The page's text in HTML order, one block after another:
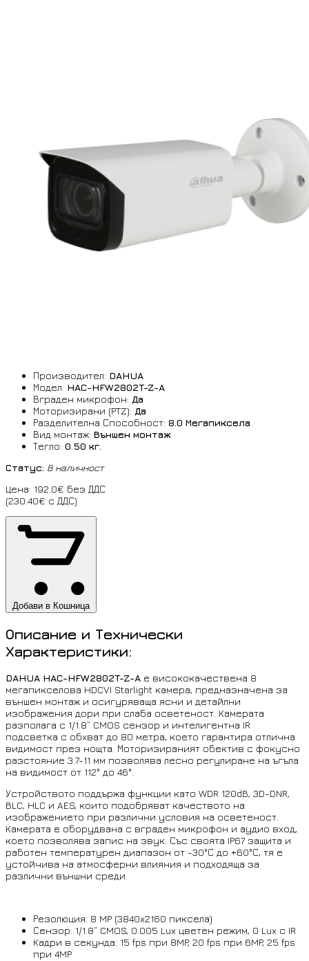
Производител: DAHUA
Модел: HAC-HFW2802T-Z-A
Вграден микрофон: Да
Моторизирани (PTZ): Да
Разделителна Способност: 8.0 Мегапиксела
Вид монтаж: Външен монтаж
Тегло: 0.50 кг.
Статус: В наличност
Цена: 192.0€ без ДДС
(230.40€ с ДДС)
Добави в Кошница
Описание и Технически
Характеристики:
DAHUA HAC-HFW2802T-Z-A е висококачествена 8
мегапикселова HDCVI Starlight камера, предназначена за
външен монтаж и осигуряваща ясни и детайлни
изображения дори при слаба осветеност. Камерата
разполага с 1/1.8” CMOS сензор и интелигентна IR
подсветка с обхват до 80 метра, което гарантира отлична
видимост през нощта. Моторизираният обектив с фокусно
разстояние 3.7-11 мм позволява лесно регулиране на ъгъла
на видимост от 112° до 46°.
Устройството поддържа функции като WDR 120dB, 3D-DNR,
BLC, HLC и AES, които подобряват качеството на
изображението при различни условия на осветеност.
Камерата е оборудвана с вграден микрофон и аудио вход,
което позволява запис на звук. Със своята IP67 защита и
работен температурен диапазон от -30°С до +60°С, тя е
устойчива на атмосферни влияния и подходяща за
различни външни среди.
Резолюция: 8 MP (3840x2160 пиксела)
Сензор: 1/1.8” CMOS, 0.005 Lux цветен режим, 0 Lux с IR
Кадри в секунда: 15 fps при 8MP, 20 fps при 6MP, 25 fps
при 4MP